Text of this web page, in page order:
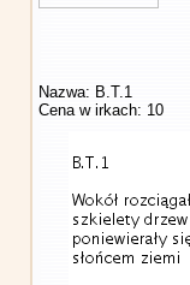
Nazwa: B.T.1
Cena w irkach: 10